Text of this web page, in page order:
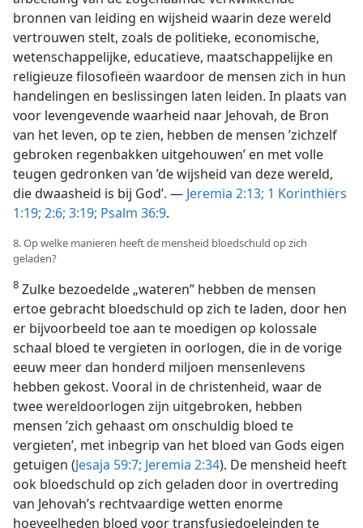
bronnen van leiding en wijsheid waarin deze wereld
vertrouwen stelt, zoals de politieke, economische,
wetenschappelijke, educatieve, maatschappelijke en
religieuze filosofieën waardoor de mensen zich in hun
handelingen en beslissingen laten leiden. In plaats van
voor levengevende waarheid naar Jehovah, de Bron
van het leven, op te zien, hebben de mensen ’zichzelf
gebroken regenbakken uitgehouwen’ en met volle
teugen gedronken van ’de wijsheid van deze wereld,
die dwaasheid is bij God’. — Jeremia 2:13; 1 Korinthiërs
1:19; 2:6; 3:19; Psalm 36:9.
8. Op welke manieren heeft de mensheid bloedschuld op zich
geladen?
8 Zulke bezoedelde „wateren” hebben de mensen
ertoe gebracht bloedschuld op zich te laden, door hen
er bijvoorbeeld toe aan te moedigen op kolossale
schaal bloed te vergieten in oorlogen, die in de vorige
eeuw meer dan honderd miljoen mensenlevens
hebben gekost. Vooral in de christenheid, waar de
twee wereldoorlogen zijn uitgebroken, hebben
mensen ’zich gehaast om onschuldig bloed te
vergieten’, met inbegrip van het bloed van Gods eigen
getuigen (Jesaja 59:7; Jeremia 2:34). De mensheid heeft
ook bloedschuld op zich geladen door in overtreding
van Jehovah’s rechtvaardige wetten enorme
hoeveelheden bloed voor transfusiedoeleinden te